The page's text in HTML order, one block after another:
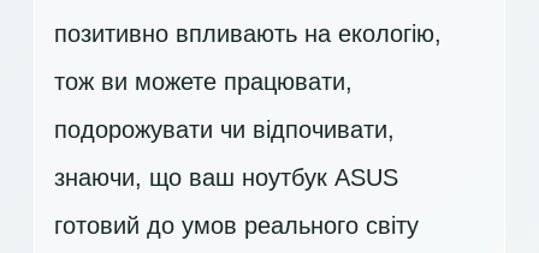
позитивно впливають на екологію,
тож ви можете працювати,
подорожувати чи відпочивати,
знаючи, що ваш ноутбук ASUS
готовий до умов реального світу